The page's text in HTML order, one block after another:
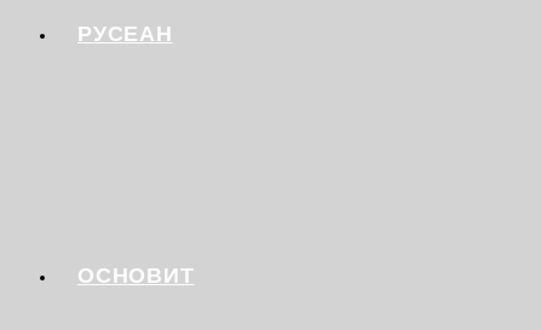
РУСЕАН
ОСНОВИТ